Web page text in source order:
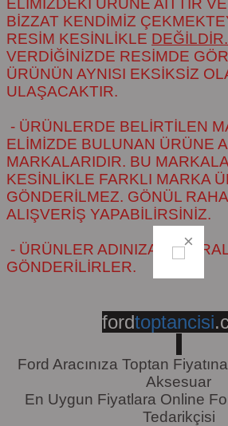
ELİMİZDEKİ ÜRÜNE AİTTİR
BİZZAT KENDİMİZ
RESİM KESİNLİKLE DEĞİLDİR.
VERDİĞİNİZDE RESİMDE
ÜRÜNÜN AYNISI EKSİKSİZ
ULAŞACAKTIR.
- ÜRÜNLERDE BELİRTİLEN
ELİMİZDE BULUNAN ÜRÜNE
MARKALARIDIR. BU
KESİNLİKLE FARKLI MARKA
GÖNDERİLMEZ. GÖNÜL
ALIŞVERİŞ YAPABİLİRSİNİZ.
- ÜRÜNLER ADINIZA
GÖNDERİLİRLER.
fordtoptancisi
Ford Aracınıza Toptan
Aksesuar
En Uygun Fiyatlara Online
Tedarikçisi